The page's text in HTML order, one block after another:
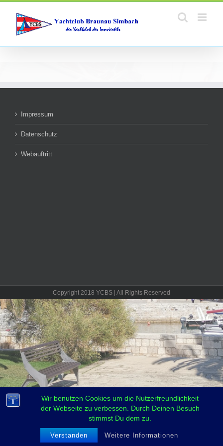
Wir benutzen Cookies um die Nutzerfreundlichkeit
der Webseite zu verbessen. Durch Deinen Besuch
stimmst Du dem zu.
Verstanden Weitere Informationen
Zum
springen
Impressum
Datenschutz
Webauftritt
Copyright 2018 YCBS | All Rights Reserved